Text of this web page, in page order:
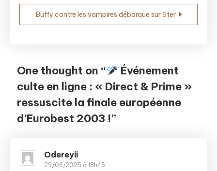
l’article
Buffy contre les vampires débarque sur 6ter
One thought on “
Événement
culte en ligne : « Direct & Prime »
ressuscite la finale européenne
d’Eurobest 2003 !”
Odereyii
29/06/2025 à 13h45